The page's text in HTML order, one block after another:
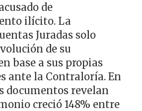
de
ilícito. La
Juradas solo
de su
base a sus propias
ante la Contraloría. En
documentos revelan
creció 148% entre